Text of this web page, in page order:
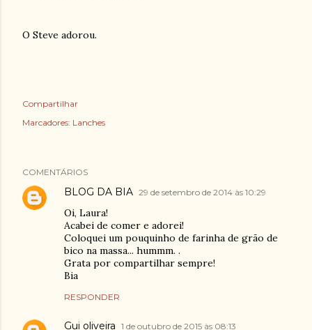
O Steve adorou.
Compartilhar
Marcadores: Lanches
COMENTÁRIOS
BLOG DA BIA 29 de setembro de 2014 às 10:29
Oi, Laura!
Acabei de comer e adorei!
Coloquei um pouquinho de farinha de grão de
bico na massa... hummm. .
Grata por compartilhar sempre!
Bia
RESPONDER
Gui oliveira 1 de outubro de 2015 às 08:13